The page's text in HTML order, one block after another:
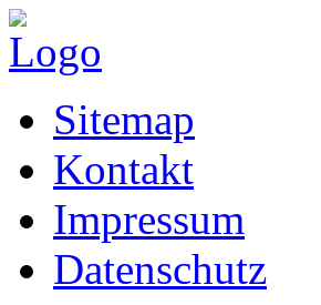
Sitemap
Kontakt
Impressum
Datenschutz